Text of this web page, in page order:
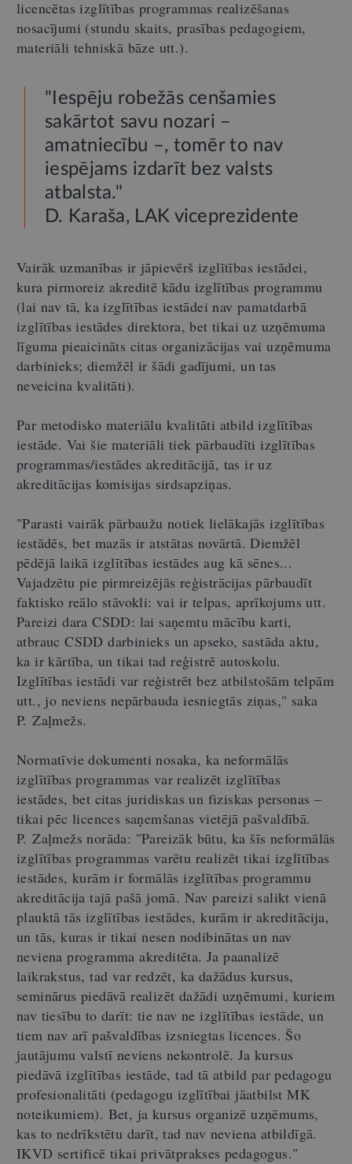
licencētas izglītības programmas realizēšanas
nosacījumi (stundu skaits, prasības pedagogiem,
materiāli tehniskā bāze utt.).
"Iespēju robežās cenšamies
sakārtot savu nozari –
amatniecību –, tomēr to nav
iespējams izdarīt bez valsts
atbalsta."
D. Karaša, LAK viceprezidente
Vairāk uzmanības ir jāpievērš izglītības iestādei,
kura pirmoreiz akreditē kādu izglītības programmu
(lai nav tā, ka izglītības iestādei nav pamatdarbā
izglītības iestādes direktora, bet tikai uz uzņēmuma
līguma pieaicināts citas organizācijas vai uzņēmuma
darbinieks; diemžēl ir šādi gadījumi, un tas
neveicina kvalitāti).
Par metodisko materiālu kvalitāti atbild izglītības
iestāde. Vai šie materiāli tiek pārbaudīti izglītības
programmas/iestādes akreditācijā, tas ir uz
akreditācijas komisijas sirdsapziņas.
"Parasti vairāk pārbaužu notiek lielākajās izglītības
iestādēs, bet mazās ir atstātas novārtā. Diemžēl
pēdējā laikā izglītības iestādes aug kā sēnes...
Vajadzētu pie pirmreizējās reģistrācijas pārbaudīt
faktisko reālo stāvokli: vai ir telpas, aprīkojums utt.
Pareizi dara CSDD: lai saņemtu mācību karti,
atbrauc CSDD darbinieks un apseko, sastāda aktu,
ka ir kārtība, un tikai tad reģistrē autoskolu.
Izglītības iestādi var reģistrēt bez atbilstošām telpām
utt., jo neviens nepārbauda iesniegtās ziņas," saka
P. Zaļmežs.
Normatīvie dokumenti nosaka, ka neformālās
izglītības programmas var realizēt izglītības
iestādes, bet citas juridiskas un fiziskas personas –
tikai pēc licences saņemšanas vietējā pašvaldībā.
P. Zaļmežs norāda: "Pareizāk būtu, ka šīs neformālās
izglītības programmas varētu realizēt tikai izglītības
iestādes, kurām ir formālās izglītības programmu
akreditācija tajā pašā jomā. Nav pareizi salikt vienā
plauktā tās izglītības iestādes, kurām ir akreditācija,
un tās, kuras ir tikai nesen nodibinātas un nav
neviena programma akreditēta. Ja paanalizē
laikrakstus, tad var redzēt, ka dažādus kursus,
seminārus piedāvā realizēt dažādi uzņēmumi, kuriem
nav tiesību to darīt: tie nav ne izglītības iestāde, un
tiem nav arī pašvaldības izsniegtas licences. Šo
jautājumu valstī neviens nekontrolē. Ja kursus
piedāvā izglītības iestāde, tad tā atbild par pedagogu
profesionalitāti (pedagogu izglītībai jāatbilst MK
noteikumiem). Bet, ja kursus organizē uzņēmums,
kas to nedrīkstētu darīt, tad nav neviena atbildīgā.
IKVD sertificē tikai privātprakses pedagogus."